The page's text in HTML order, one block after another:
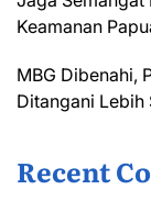
Keamanan
MBG Dibenahi,
Ditangani Lebih
Recent